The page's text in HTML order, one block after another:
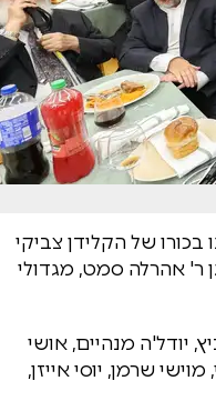
של הקלידן צביקי
ר' אהרלה סמט, מגדולי
יודל'ה מנהיים, אושי
שרמן, יוסי אייזן,